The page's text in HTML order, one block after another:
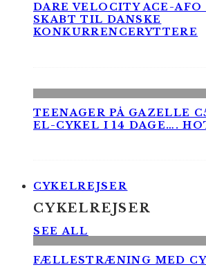
DARE VELOCITY ACE-AFO
SKABT TIL DANSKE
KONKURRENCERYTTERE
TEENAGER PÅ GAZELLE
EL-CYKEL I 14 DAGE….
CYKELREJSER
CYKELREJSER
SEE ALL
FÆLLESTRÆNING MED